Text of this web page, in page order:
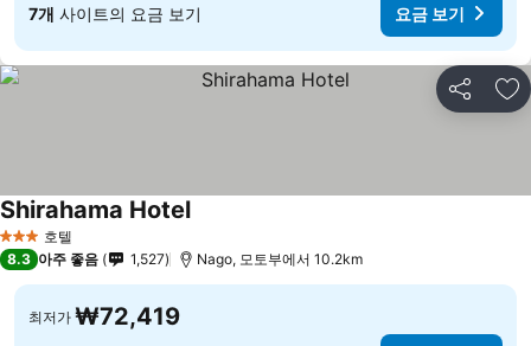
7개 사이트의 요금 보기 요금 보기
공유 즐
3 성급 호텔
Shirahama Hotel
8.3 아주 좋음 1,527 Nago, 모토부에서 10.2km
최저가 ₩72,419